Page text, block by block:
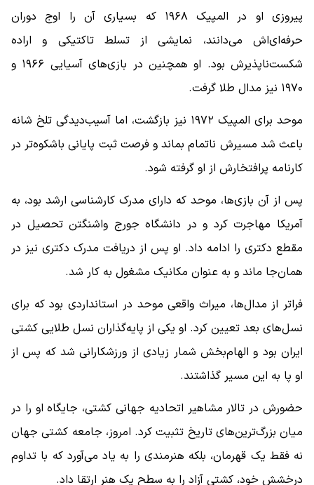
پیروزی او در المپیک ۱۹۶۸ که بسیاری آن را اوج دوران
حرفه‌ای‌اش می‌دانند، نمایشی از تسلط تاکتیکی و اراده
شکست‌ناپذیرش بود. او همچنین در بازی‌های آسیایی ۱۹۶۶ و
۱۹۷۰ نیز مدال طلا گرفت.
موحد برای المپیک ۱۹۷۲ نیز بازگشت، اما آسیب‌دیدگی تلخ شانه
باعث شد مسیرش ناتمام بماند و فرصت ثبت پایانی باشکوه‌تر در
کارنامه پرافتخارش از او گرفته شود.
پس از آن بازی‌ها، موحد که دارای مدرک کارشناسی ارشد بود، به
آمریکا مهاجرت کرد و در دانشگاه جورج واشنگتن تحصیل در
مقطع دکتری را ادامه داد. او پس از دریافت مدرک دکتری نیز در
همان‌جا ماند و به عنوان مکانیک مشغول به کار شد.
فراتر از مدال‌ها، میراث واقعی موحد در استانداردی بود که برای
نسل‌های بعد تعیین کرد. او یکی از پایه‌گذاران نسل طلایی کشتی
ایران بود و الهام‌بخش شمار زیادی از ورزشکارانی شد که پس از
او پا به این مسیر گذاشتند.
حضورش در تالار مشاهیر اتحادیه جهانی کشتی، جایگاه او را در
میان بزرگ‌ترین‌های تاریخ تثبیت کرد. امروز، جامعه کشتی جهان
نه فقط یک قهرمان، بلکه هنرمندی را به یاد می‌آورد که با تداوم
درخشش خود، کشتی آزاد را به سطح یک هنر ارتقا داد.